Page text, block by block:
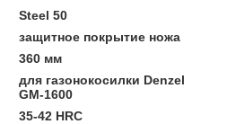
Steel 50
защитное покрытие ножа
360 мм
для газонокосилки Denzel
GM-1600
35-42 HRC